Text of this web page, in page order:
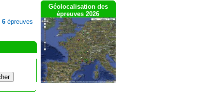
6épreuves
Géolocalisation des
épreuves 2026